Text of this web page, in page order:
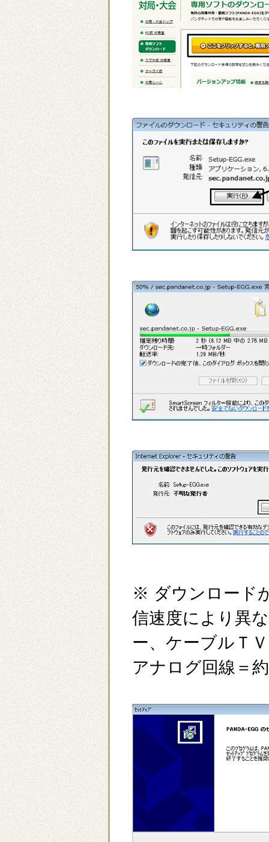
※ ダウンロード
信速度により異
ー、ケーブルＴ
アナログ回線＝